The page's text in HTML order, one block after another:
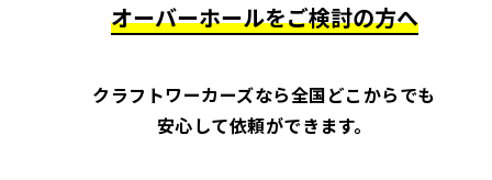
オーバーホールをご検討の方へ
クラフトワーカーズなら全国どこからでも
安心して依頼ができます。